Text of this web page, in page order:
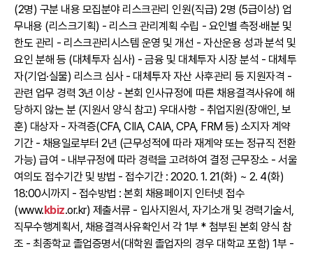
(2명) 구분 내용 모집분야 리스크관리 인원(직급) 2명 (5급이상) 업
무내용 (리스크기획) - 리스크 관리계획 수립 - 요인별 측정·배분 및
한도 관리 - 리스크관리시스템 운영 및 개선 - 자산운용 성과 분석 및
요인 분해 등 (대체투자 심사) - 금융 및 대체투자 시장 분석 - 대체투
자(기업·실물) 리스크 심사 - 대체투자 자산 사후관리 등 지원자격 -
관련 업무 경력 3년 이상 - 본회 인사규정에 따른 채용결격사유에 해
당하지 않는 분 (지원서 양식 참고) 우대사항 - 취업지원(장애인, 보
훈) 대상자 - 자격증(CFA, CIIA, CAIA, CPA, FRM 등) 소지자 계약
기간 - 채용일로부터 2년 (근무성적에 따라 재계약 또는 정규직 전환
가능) 급여 - 내부규정에 따라 경력을 고려하여 결정 근무장소 - 서울
여의도 접수기간 및 방법 - 접수기간 : 2020. 1. 21(화) ~ 2. 4(화)
18:00시까지 - 접수방법 : 본회 채용페이지 인터넷 접수
(www.kbiz.or.kr) 제출서류 - 입사지원서, 자기소개 및 경력기술서,
직무수행계획서, 채용결격사유확인서 각 1부 * 첨부된 본회 양식 참
조 - 최종학교 졸업증명서(대학원 졸업자의 경우 대학교 포함) 1부 -